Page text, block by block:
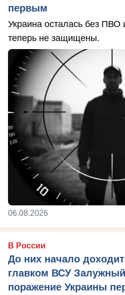
первым
Украина осталась без ПВО
теперь не защищены.
06.08.2026
В России
До них начало
главком ВСУ
поражение Украины